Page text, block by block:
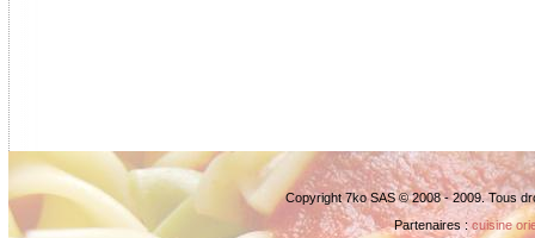
Copyright 7ko SAS © 2008 - 2009. Tous
Partenaires :cuisine